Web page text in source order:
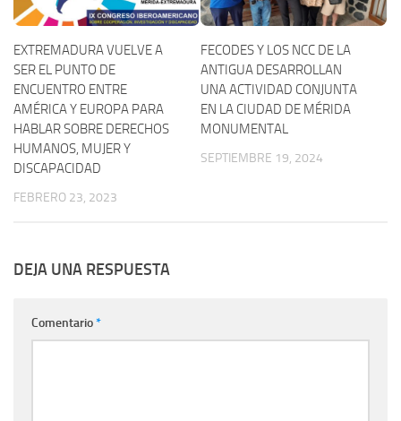
EXTREMADURA VUELVE A
SER EL PUNTO DE
ENCUENTRO ENTRE
AMÉRICA Y EUROPA PARA
HABLAR SOBRE DERECHOS
HUMANOS, MUJER Y
DISCAPACIDAD
FEBRERO 23, 2023
FECODES Y LOS NCC DE LA
ANTIGUA DESARROLLAN
UNA ACTIVIDAD CONJUNTA
EN LA CIUDAD DE MÉRIDA
MONUMENTAL
SEPTIEMBRE 19, 2024
DEJA UNA RESPUESTA
Comentario*